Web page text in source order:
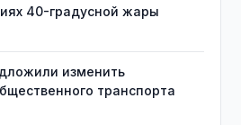
40-градусной жары
изменить
транспорта